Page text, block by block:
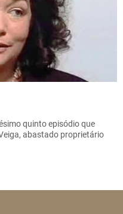
quinto episódio que
abastado proprietário